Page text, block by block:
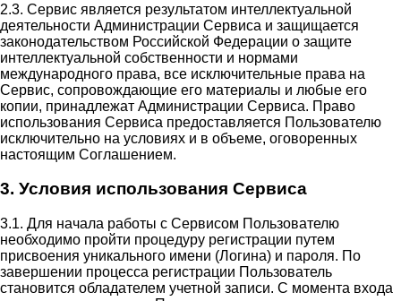
2.3. Сервис является результатом интеллектуальной
деятельности Администрации Сервиса и защищается
законодательством Российской Федерации о защите
интеллектуальной собственности и нормами
международного права, все исключительные права на
Сервис, сопровождающие его материалы и любые его
копии, принадлежат Администрации Сервиса. Право
использования Сервиса предоставляется Пользователю
исключительно на условиях и в объеме, оговоренных
настоящим Соглашением.
3. Условия использования Сервиса
3.1. Для начала работы с Сервисом Пользователю
необходимо пройти процедуру регистрации путем
присвоения уникального имени (Логина) и пароля. По
завершении процесса регистрации Пользователь
становится обладателем учетной записи. С момента входа